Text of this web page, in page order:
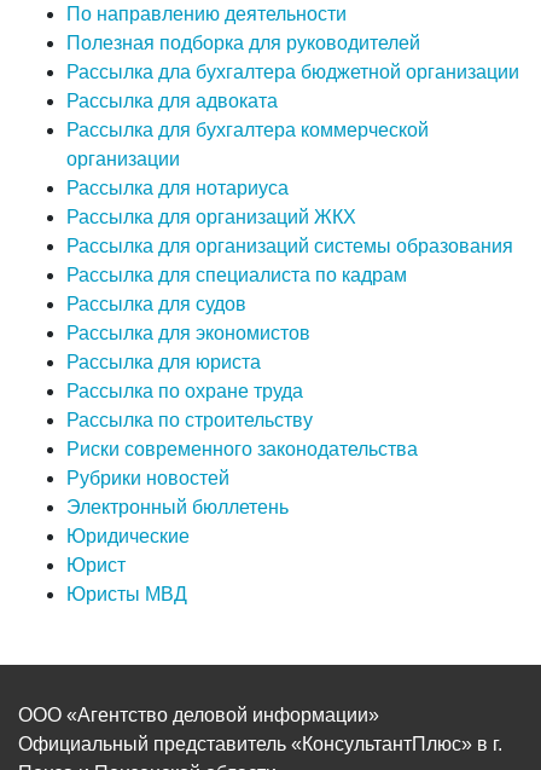
По направлению деятельности
Полезная подборка для руководителей
Рассылка дла бухгалтера бюджетной организации
Рассылка для адвоката
Рассылка для бухгалтера коммерческой
организации
Рассылка для нотариуса
Рассылка для организаций ЖКХ
Рассылка для организаций системы образования
Рассылка для специалиста по кадрам
Рассылка для судов
Рассылка для экономистов
Рассылка для юриста
Рассылка по охране труда
Рассылка по строительству
Риски современного законодательства
Рубрики новостей
Электронный бюллетень
Юридические
Юрист
Юристы МВД
ООО «Агентство деловой информации»
Официальный представитель «КонсультантПлюс» в г.